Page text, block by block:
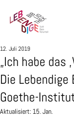
„Ich habe das
Die
Goethe-
12. Juli 2019
Aktualisiert: 15. Jan.